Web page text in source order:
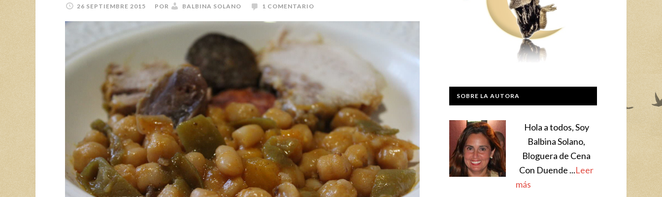
26 SEPTIEMBRE 2015 POR BALBINA SOLANO 1 COMENTARIO
SOBRE LA AUTORA
Hola a todos, Soy
Balbina Solano,
Bloguera de Cena
Con Duende ...Leer
más